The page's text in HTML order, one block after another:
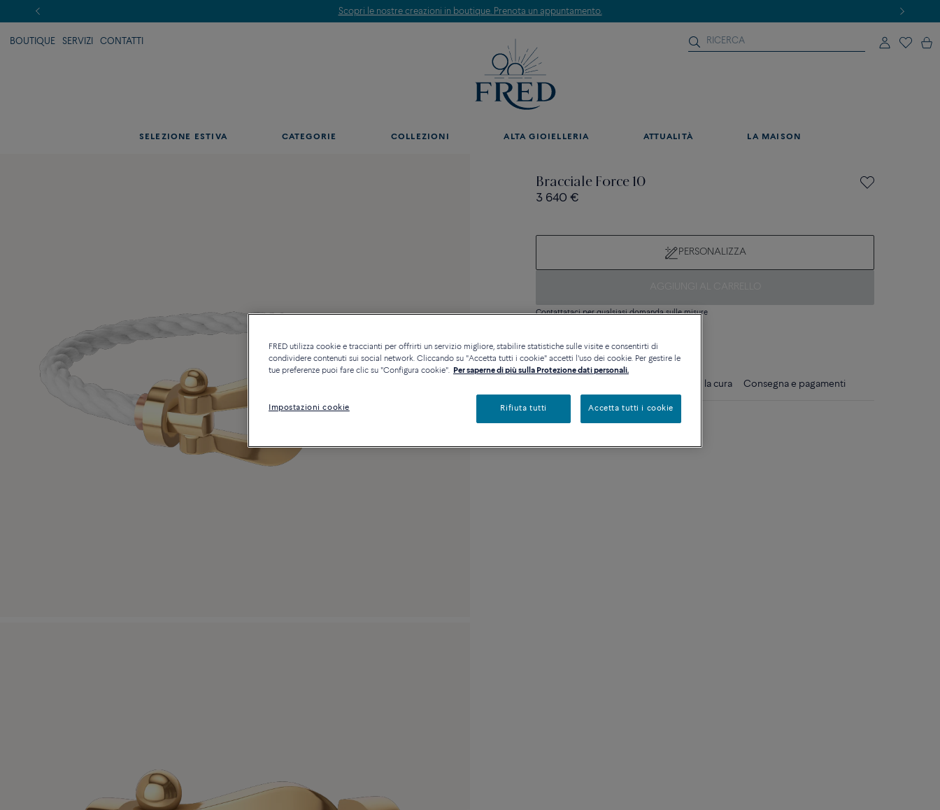
Scopri le nostre creazioni in boutique. Prenota un appuntamento.
BOUTIQUE SERVIZI CONTATTI
SELEZIONE ESTIVA CATEGORIE COLLEZIONI ALTA GIOIELLERIA ATTUALITÀ LA MAISON
Bracciale Force 10
3 640 €
PERSONALIZZA
Contattataci per qualsiasi domanda sulle misure
Consigli per la cura Consegna e pagamenti
FRED utilizza cookie e traccianti per offrirti un servizio migliore, stabilire statistiche sulle visite e consentirti di
condividere contenuti sui social network. Cliccando su "Accetta tutti i cookie" accetti l'uso dei cookie. Per gestire le
tue preferenze puoi fare clic su "Configura cookie". Per saperne di più sulla Protezione dati personali.
Impostazioni cookie Rifiuta tutti Accetta tutti i cookie